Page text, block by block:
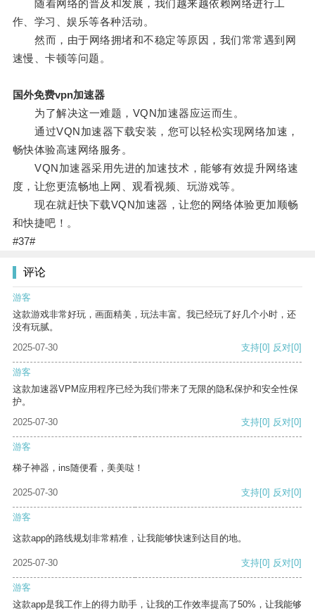
随着网络的普及和发展，我们越来越依赖网络进行工
作、学习、娱乐等各种活动。
然而，由于网络拥堵和不稳定等原因，我们常常遇到网
速慢、卡顿等问题。
国外免费vpn加速器
为了解决这一难题，VQN加速器应运而生。
通过VQN加速器下载安装，您可以轻松实现网络加速，
畅快体验高速网络服务。
VQN加速器采用先进的加速技术，能够有效提升网络速
度，让您更流畅地上网、观看视频、玩游戏等。
现在就赶快下载VQN加速器，让您的网络体验更加顺畅
和快捷吧！。
#37#
评论
游客
这款游戏非常好玩，画面精美，玩法丰富。我已经玩了好几个小时，还
没有玩腻。
2025-07-30
支持[0] 反对[0]
游客
这款加速器VPM应用程序已经为我们带来了无限的隐私保护和安全性保
护。
2025-07-30
支持[0] 反对[0]
游客
梯子神器，ins随便看，美美哒！
2025-07-30 支持[0] 反对[0]
游客
这款app的路线规划非常精准，让我能够快速到达目的地。
2025-07-30 支持[0] 反对[0]
游客
这款app是我工作上的得力助手，让我的工作效率提高了50%，让我能够